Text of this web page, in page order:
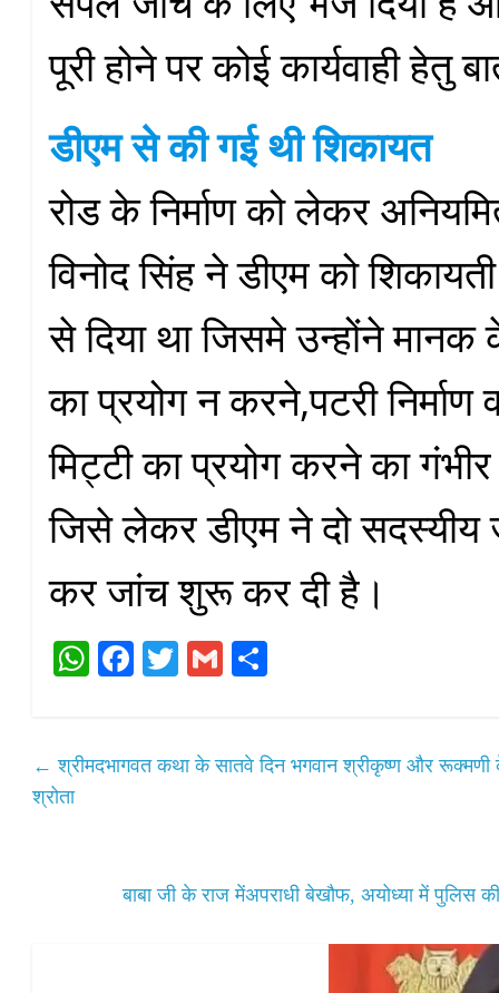
पूरी होने पर कोई कार्यवाही हेतु
डीएम से की गई थी शिकायत
रोड के निर्माण को लेकर
विनोद सिंह ने डीएम को
से दिया था जिसमे उन्होंने मानक
का प्रयोग न करने,पटरी
मिट्टी का प्रयोग करने का
जिसे लेकर डीएम ने दो सदस्यीय
कर जांच शुरू कर दी है।
W
A
Fa
ok
T
r
G
← श्रीमदभागवत कथा के सातवे दिन भगवान श्रीकृष्ण और रूक्मणी
श्रोता
बाबा जी के राज मेंअपराधी बेखौफ, अयोध्या में पुलिस